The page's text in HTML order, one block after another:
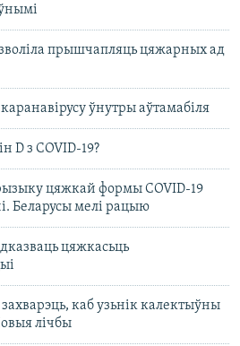
прышчапляць цяжарных ад
ўнутры аўтамабіля
D з COVID-19?
цяжкай формы COVID-19
Беларусы мелі рацыю
цяжкасьць
каб узьнік калектыўны
лічбы